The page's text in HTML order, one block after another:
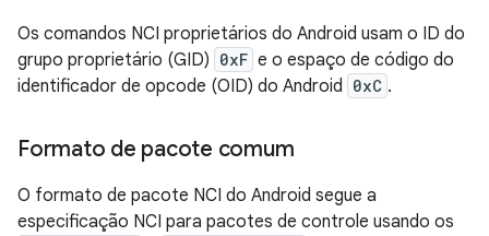
Os comandos NCI proprietários do Android usam o ID do
grupo proprietário (GID) 0xF e o espaço de código do
identificador de opcode (OID) do Android 0xC .
Formato de pacote comum
O formato de pacote NCI do Android segue a
especificação NCI para pacotes de controle usando os